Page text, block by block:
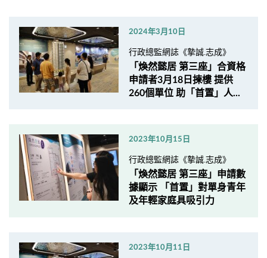
2024年3月10日
行政總監網誌《摯誠.志成》
「煥然懿居 第三座」合資格
申請者3月18日揀樓 提供
260個單位 助「首置」人...
2023年10月15日
行政總監網誌《摯誠.志成》
「煥然懿居 第三座」申請數
據顯示 「首置」對單身青年
及年輕家庭具吸引力
2023年10月11日